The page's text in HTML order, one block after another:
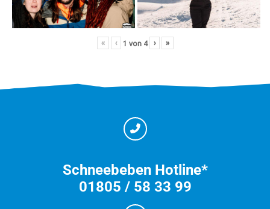
« ‹ 1 von 4 › »
Schneebeben Hotline*
01805 / 58 33 99